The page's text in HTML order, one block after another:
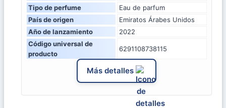
Tipo de perfume
Eau de parfum
País de origen
Emiratos Árabes Unidos
Año de lanzamiento
2022
Código universal de
producto
6291108738115
Más detalles